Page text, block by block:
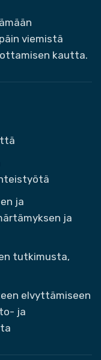
viemistä
kautta.
ja
ja
tutkimusta,
elvyttämiseen
ja